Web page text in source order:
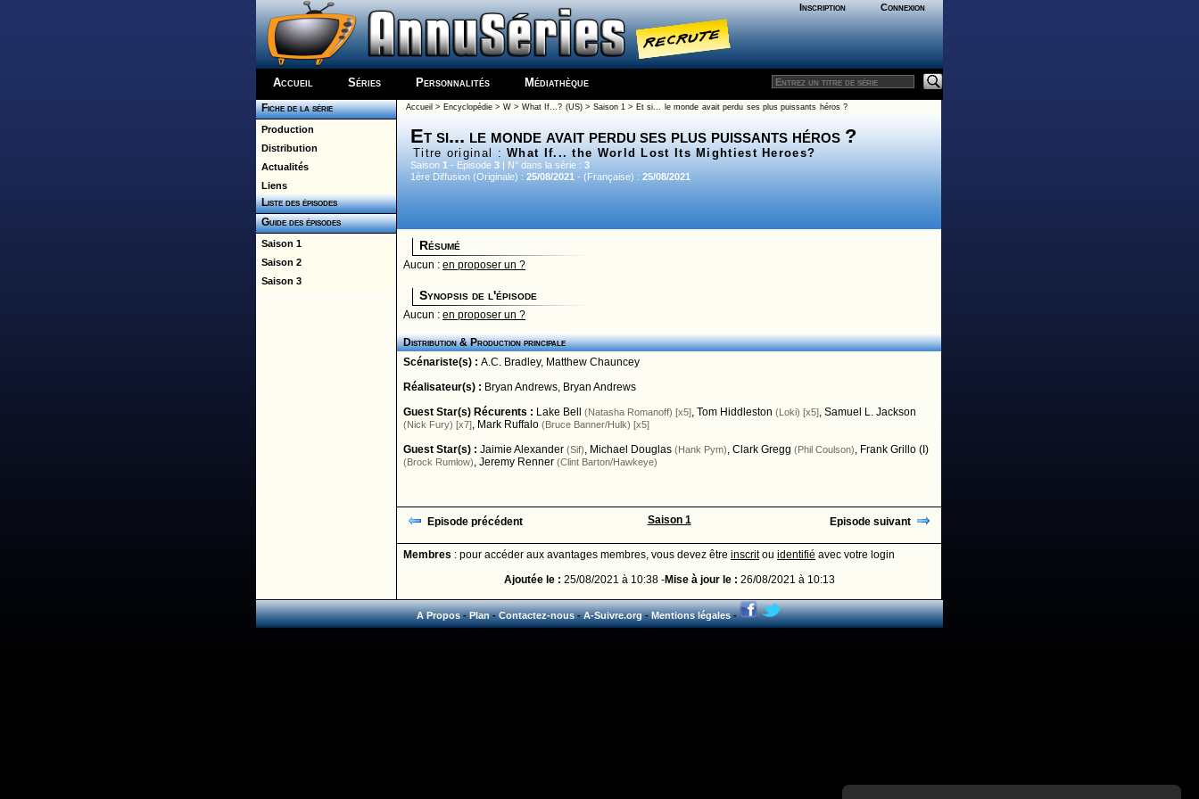
Inscription Connexion
Accueil Séries Personnalités Médiathèque
Fiche de la série
Production
Distribution
Actualités
Liens
Liste des épisodes
Guide des épisodes
Saison 1
Saison 2
Saison 3
Accueil > Encyclopédie> W> What If...? (US)> Saison 1> Et si... le monde avait perdu ses plus puissants héros ?
Et si... le monde avait perdu ses plus puissants héros ?
Titre original :What If... the World Lost Its Mightiest Heroes?
Saison 1 - Episode 3 | N° dans la série : 3
1ère Diffusion (Originale) : 25/08/2021 - (Française) : 25/08/2021
Résumé
Aucun : en proposer un ?
Synopsis de l'épisode
Aucun : en proposer un ?
Distribution & Production principale
Scénariste(s) : A.C. Bradley, Matthew Chauncey
Réalisateur(s) : Bryan Andrews, Bryan Andrews
Guest Star(s) Récurents : Lake Bell (Natasha Romanoff) [x5], Tom Hiddleston (Loki) [x5], Samuel L. Jackson
(Nick Fury) [x7], Mark Ruffalo (Bruce Banner/Hulk) [x5]
Guest Star(s) : Jaimie Alexander (Sif), Michael Douglas (Hank Pym), Clark Gregg (Phil Coulson), Frank Grillo (I)
(Brock Rumlow), Jeremy Renner (Clint Barton/Hawkeye)
Episode précédent Saison 1 Episode suivant
Membres : pour accéder aux avantages membres, vous devez être inscritou identifié avec votre login
Ajoutée le : 25/08/2021 à 10:38 -Mise à jour le : 26/08/2021 à 10:13
A Propos-Plan-Contactez-nous-A-Suivre.org-Mentions légales-